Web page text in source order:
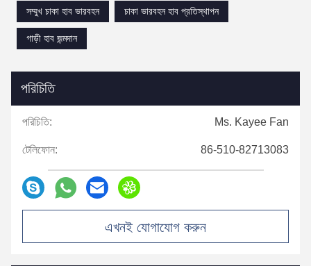
সম্মুখ চাকা হাব ভারবহন
চাকা ভারবহন হাব প্রতিস্থাপন
গাড়ী হাব জন্মদান
পরিচিতি
পরিচিতি: Ms. Kayee Fan
টেলিফোন: 86-510-82713083
এখনই যোগাযোগ করুন